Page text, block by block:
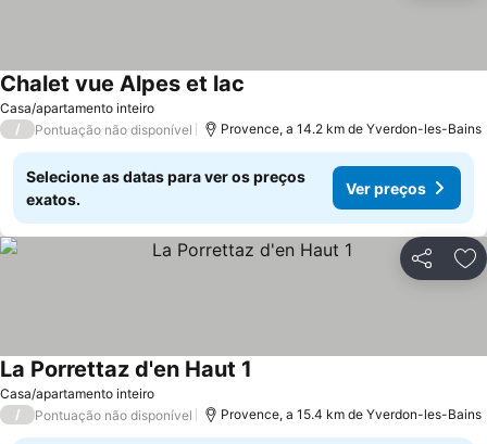
Casa/apartamento inteiro
Chalet vue Alpes et lac
/ Pontuação não disponível Provence, a 14.2 km de Yverdon-les-Bains
Selecione as datas para ver os preços
exatos.
Ver preços
Partilhar
Casa/apartamento inteiro
La Porrettaz d'en Haut 1
/ Pontuação não disponível Provence, a 15.4 km de Yverdon-les-Bains